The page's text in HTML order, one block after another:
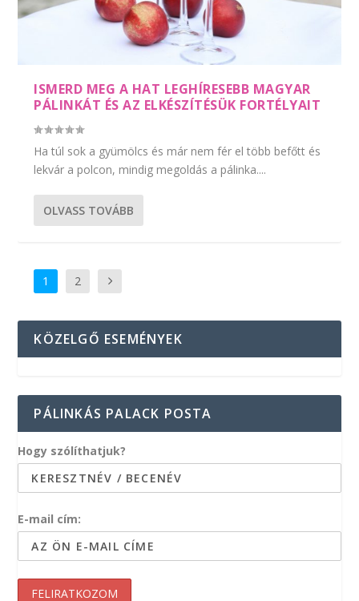
ISMERD MEG A HAT LEGHÍRESEBB MAGYAR
PÁLINKÁT ÉS AZ ELKÉSZÍTÉSÜK FORTÉLYAIT
Ha túl sok a gyümölcs és már nem fér el több befőtt és
lekvár a polcon, mindig megoldás a pálinka....
OLVASS TOVÁBB
1 2
KÖZELGŐ ESEMÉNYEK
PÁLINKÁS PALACK POSTA
Hogy szólíthatjuk?
E-mail cím: